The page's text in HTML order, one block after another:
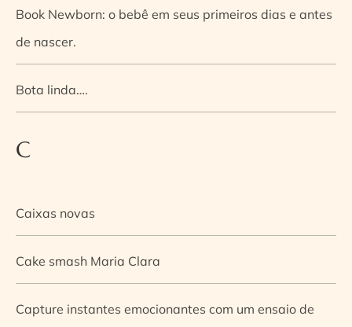
Book Newborn: o bebê em seus primeiros dias e antes
de nascer.
Bota linda….
C
Caixas novas
Cake smash Maria Clara
Capture instantes emocionantes com um ensaio de